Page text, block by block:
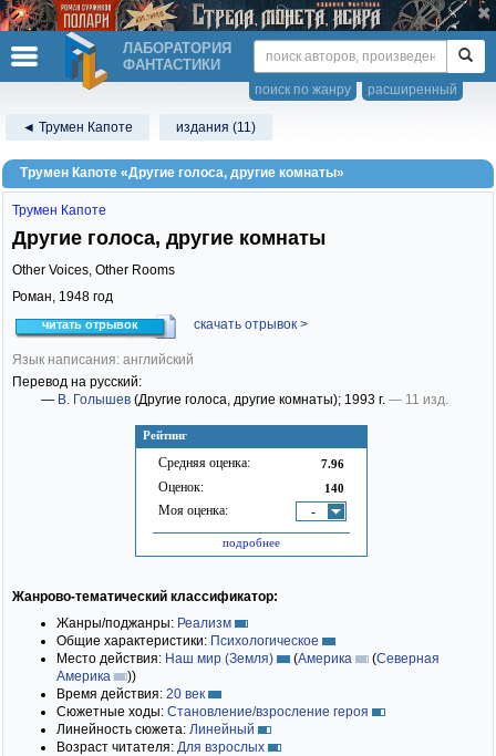
ЛАБОРАТОРИЯ
ФАНТАСТИКИ
расширенный
поиск по жанру
◄ Трумен Капоте издания (11)
Трумен Капоте «Другие голоса, другие комнаты»
Рейтинг
Средняя оценка: 7.96
Оценок: 140
Моя оценка: -
подробнее
Трумен Капоте
Другие голоса, другие комнаты
Other Voices, Other Rooms
Роман, 1948 год
читать отрывок скачать отрывок >
Язык написания: английский
Перевод на русский:
— В. Голышев (Другие голоса, другие комнаты); 1993 г. — 11 изд.
Жанрово-тематический классификатор:
Жанры/поджанры: Реализм
Общие характеристики: Психологическое
Место действия: Наш мир (Земля) (Америка (Северная
Америка
))
Время действия: 20 век
Сюжетные ходы: Становление/взросление героя
Линейность сюжета: Линейный
Возраст читателя: Для взрослых